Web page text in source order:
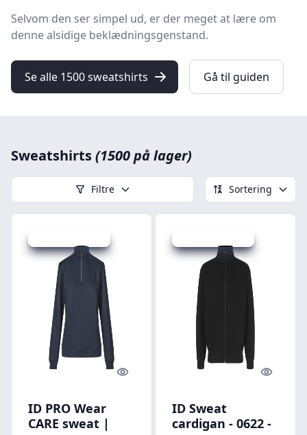
Selvom den ser simpel ud, er der meget at lære om
denne alsidige beklædningsgenstand.
Se alle 1500 sweatshirts Gå til guiden
Sweatshirts(1500 på lager)
Filtre Sortering
Quick look
ID PRO Wear
CARE sweat |
Quick
ID Sweat
cardigan - 0622 -